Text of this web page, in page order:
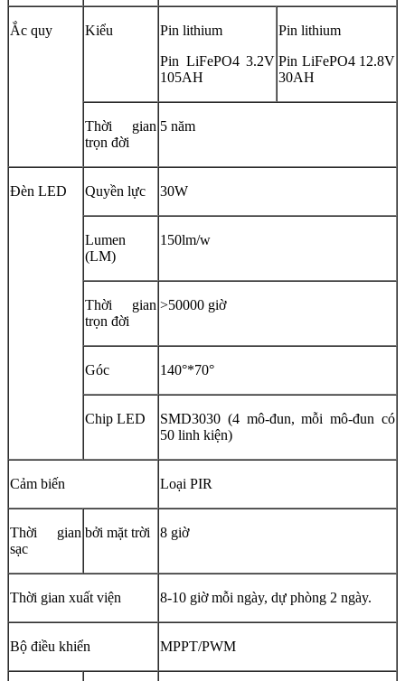
Ắc quy Kiểu
Pin lithium
Pin LiFePO4 3.2V
105AH
Pin lithium
Pin LiFePO4 12.8V
30AH
Thời gian
trọn đời
5 năm
Đèn LED Quyền lực 30W
Lumen
(LM)
150lm/w
Thời gian
trọn đời
>50000 giờ
Góc 140°*70°
Chip LED
SMD3030 (4 mô-đun, mỗi mô-đun có
50 linh kiện)
Cảm biến Loại PIR
Thời gian
sạc
bởi mặt trời 8 giờ
Thời gian xuất viện 8-10 giờ mỗi ngày, dự phòng 2 ngày.
Bộ điều khiển MPPT/PWM